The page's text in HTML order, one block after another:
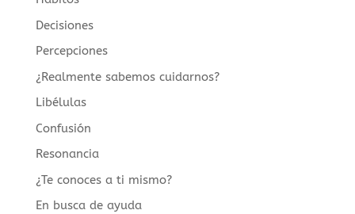
Decisiones
Percepciones
¿Realmente sabemos cuidarnos?
Libélulas
Confusión
Resonancia
¿Te conoces a ti mismo?
En busca de ayuda